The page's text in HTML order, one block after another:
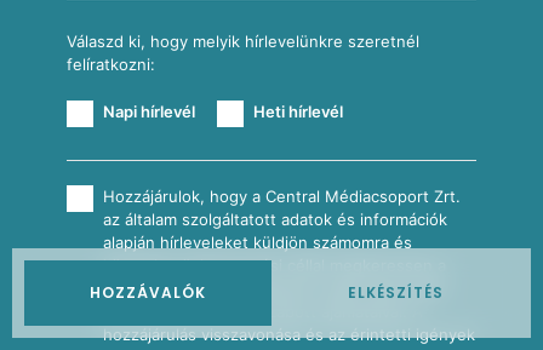
HOZZÁVALÓK ELKÉSZÍTÉS
Válaszd ki, hogy melyik hírlevelünkre szeretnél
felíratkozni:
Napi hírlevél Heti hírlevél
Hozzájárulok, hogy a Central Médiacsoport Zrt.
az általam szolgáltatott adatok és információk
alapján hírleveleket küldjön számomra és
közvetlen üzletszerzési céllal megkeressen a
megadott elérhetőségeimen saját vagy üzleti
hozzájárulás visszavonása és az érintetti igények